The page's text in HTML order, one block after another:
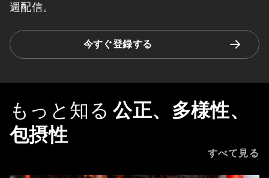
週配信。
今すぐ登録する
もっと知る 公正、多様性、
包摂性
すべて見る